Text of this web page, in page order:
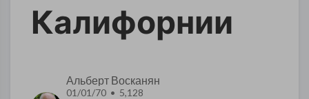
Калифорнии
Альберт Восканян
01/01/70 • 5,128